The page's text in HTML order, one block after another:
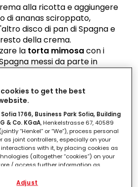
alla ricotta e aggiungere
di ananas sciroppato,
disco di pan di Spagna e
della crema.
la torta mimosacon i
messi da parte in
in cucina e sperimenta
sporchi ci pensano Pril e
to get the best
1766, Business Park Sofia, Building
& Co. KGaA, Henkelstrasse 67, 40589
“Henkel” or “We”), process personal
as joint controllers, especially on your
with it, by placing cookies as
(altogether “cookies”) on your
/ access further information as
Adjust